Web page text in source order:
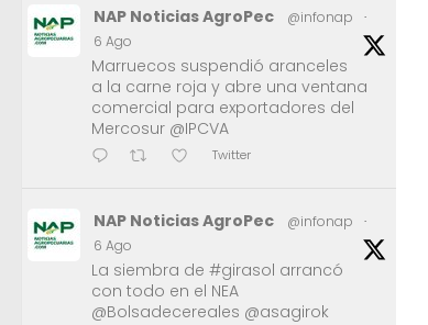
NAP Noticias AgroPec @infonap
·
6 Ago
Marruecos suspendió aranceles
a la carne roja y abre una ventana
comercial para exportadores del
Mercosur @IPCVA
Twitter
NAP Noticias AgroPec @infonap
·
6 Ago
La siembra de #girasol arrancó
con todo en el NEA
@Bolsadecereales @asagirok